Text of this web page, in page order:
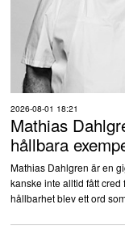
2026-08-01 18:21
Mathias
hållbara
Mathias Dahlgren är en
kanske inte alltid fått
hållbarhet blev ett ord